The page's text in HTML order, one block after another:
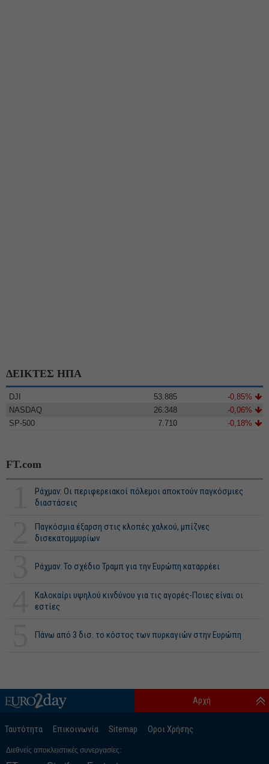
ΔΕΙΚΤΕΣ ΗΠΑ
DJI 53.885
-0,85%
NASDAQ
26.348
-0,06%
SP-500
7.710 -0,18%
FT.com
Ράχμαν: Οι περιφερειακοί πόλεμοι αποκτούν παγκόσμιες
διαστάσεις
Παγκόσμια έξαρση στις κλοπές χαλκού, μπίζνες
δισεκατομμυρίων
Ράχμαν: Το σχέδιο Τραμπ για την Ευρώπη καταρρέει
Καλοκαίρι υψηλού κινδύνου για τις αγορές-Ποιες είναι οι
εστίες
Πάνω από 3 δισ. το κόστος των πυρκαγιών στην Ευρώπη
Ταυτότητα Επικοινωνία Sitemap Οροι Χρήσης
Αρχή
Διεθνείς αποκλειστικές συνεργασίες: